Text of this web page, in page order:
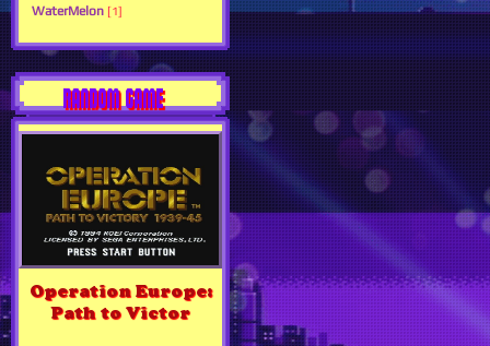
WaterMelon [1]
RANDOM GAME
Operation Europe:
Path to Victor